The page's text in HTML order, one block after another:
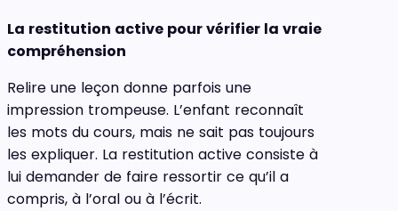
La restitution active pour vérifier la vraie
compréhension
Relire une leçon donne parfois une
impression trompeuse. L’enfant reconnaît
les mots du cours, mais ne sait pas toujours
les expliquer. La restitution active consiste à
lui demander de faire ressortir ce qu’il a
compris, à l’oral ou à l’écrit.